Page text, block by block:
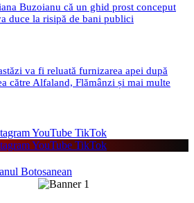
Buzoianu că un ghid prost conceput
duce la risipă de bani publici
va fi reluată furnizarea apei după
către Alfaland, Flămânzi și mai multe
YouTube TikTok
YouTube TikTok